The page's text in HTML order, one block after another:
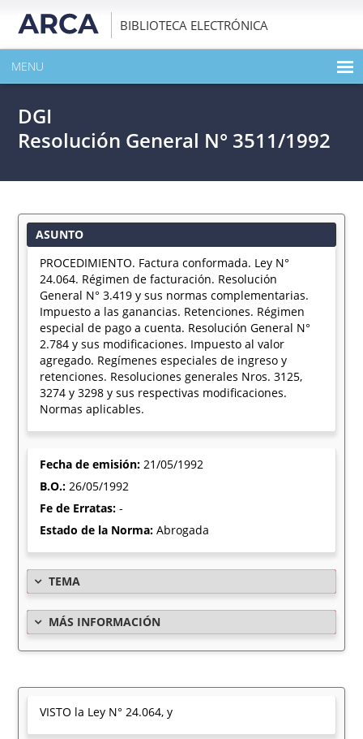
BIBLIOTECA ELECTRÓNICA
MENU
EXPANDIR TODO EL CONTENIDO DE LA PUBLICACIÓN
DGI
Resolución General N° 3511/1992
ASUNTO
PROCEDIMIENTO. Factura conformada. Ley N°
24.064. Régimen de facturación. Resolución
General N° 3.419 y sus normas complementarias.
Impuesto a las ganancias. Retenciones. Régimen
especial de pago a cuenta. Resolución General N°
2.784 y sus modificaciones. Impuesto al valor
agregado. Regímenes especiales de ingreso y
retenciones. Resoluciones generales Nros. 3125,
3274 y 3298 y sus respectivas modificaciones.
Normas aplicables.
Fecha de emisión:21/05/1992
B.O.:26/05/1992
Fe de Erratas:-
Estado de la Norma:Abrogada
TEMA
MÁS INFORMACIÓN
VISTO la Ley N° 24.064, y